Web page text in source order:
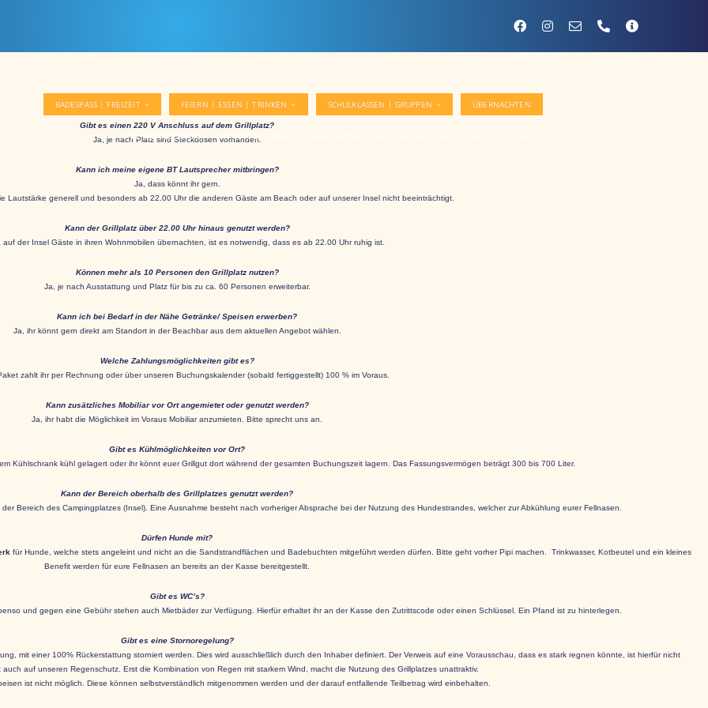
BADESPASS | FREIZEIT FEIERN | ESSEN | TRINKEN SCHULKLASSEN | GRUPPEN ÜBERNACHTEN
ÖFFNUNGSZEITEN EINTRITT & PARKEN
Gibt es einen 220 V Anschluss auf dem Grillplatz?
Ja, je nach Platz sind Steckdosen vorhanden.
Kann ich meine eigene BT Lautsprecher mitbringen?
Ja, dass könnt ihr gern.
Lautstärke generell und besonders ab 22.00 Uhr die anderen Gäste am Beach oder auf unserer Insel nicht beeinträchtigt.
Kann der Grillplatz über 22.00 Uhr hinaus genutzt werden?
auf der Insel Gäste in ihren Wohnmobilen übernachten, ist es notwendig, dass es ab 22.00 Uhr ruhig ist.
Können mehr als 10 Personen den Grillplatz nutzen?
Ja, je nach Ausstattung und Platz für bis zu ca. 60 Personen erweiterbar.
Kann ich bei Bedarf in der Nähe Getränke/ Speisen erwerben?
Ja, ihr könnt gern direkt am Standort in der Beachbar aus dem aktuellen Angebot wählen.
Welche Zahlungsmöglichkeiten gibt es?
zahlt ihr per Rechnung oder über unseren Buchungskalender (sobald fertiggestellt) 100 % im Voraus.
Kann zusätzliches Mobiliar vor Ort angemietet oder genutzt werden?
Ja, ihr habt die Möglichkeit im Voraus Mobiliar anzumieten. Bitte sprecht uns an.
Gibt es Kühlmöglichkeiten vor Ort?
Kühlschrank kühl gelagert oder ihr könnt euer Grillgut dort während der gesamten Buchungszeit lagern. Das Fassungsvermögen beträgt 300 bis 700 Liter.
Kann der Bereich oberhalb des Grillplatzes genutzt werden?
Bereich des Campingplatzes (Insel). Eine Ausnahme besteht nach vorheriger Absprache bei der Nutzung des Hundestrandes, welcher zur Abkühlung eurer Fellnasen.
Dürfen Hunde mit?
für Hunde, welche stets angeleint und nicht an die Sandstrandflächen und Badebuchten mitgeführt werden dürfen. Bitte geht vorher Pipi machen. Trinkwasser, Kotbeutel und ein kleines
Benefit werden für eure Fellnasen an bereits an der Kasse bereitgestellt.
Gibt es WC’s?
und gegen eine Gebühr stehen auch Mietbäder zur Verfügung. Hierfür erhaltet ihr an der Kasse den Zutrittscode oder einen Schlüssel. Ein Pfand ist zu hinterlegen.
Gibt es eine Stornoregelung?
mit einer 100% Rückerstattung storniert werden. Dies wird ausschließlich durch den Inhaber definiert. Der Verweis auf eine Vorausschau, dass es stark regnen könnte, ist hierfür nicht
auch auf unseren Regenschutz. Erst die Kombination von Regen mit starkem Wind, macht die Nutzung des Grillplatzes unattraktiv.
ist nicht möglich. Diese können selbstverständlich mitgenommen werden und der darauf entfallende Teilbetrag wird einbehalten.